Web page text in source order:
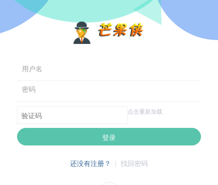
用户名
密码
点击重新加载
登录
还没有注册？ | 找回密码